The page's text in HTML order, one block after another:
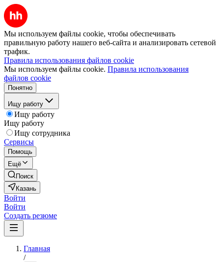
Мы используем файлы cookie, чтобы обеспечивать
правильную работу нашего веб-сайта и анализировать сетевой
трафик.
Правила использования файлов cookie
Мы используем файлы cookie. Правила использования
файлов cookie
Понятно
Ищу работу
Ищу работу
Ищу работу
Ищу сотрудника
Сервисы
Помощь
Ещё
Поиск
Казань
Войти
Войти
Создать резюме
Главная
/